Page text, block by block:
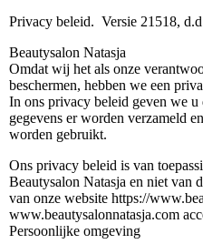
Privacy beleid. Versie 21518,
Omdat wij het als onze
beschermen, hebben we een
In ons privacy beleid geven we
gegevens er worden verzameld
worden gebruikt.
Ons privacy beleid is van
Beautysalon Natasja en niet van
van onze website https://
www.beautysalonnatasja.com
Persoonlijke omgeving